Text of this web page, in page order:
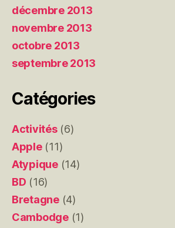
décembre 2013
novembre 2013
octobre 2013
septembre 2013
Catégories
Activités(6)
Apple(11)
Atypique(14)
BD (16)
Bretagne(4)
Cambodge(1)